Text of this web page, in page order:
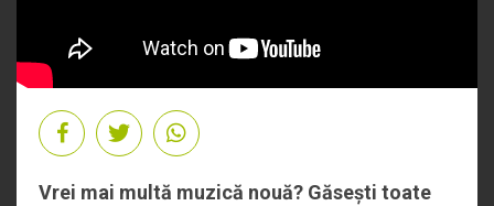
Vrei mai multă muzică nouă? Găsești toate